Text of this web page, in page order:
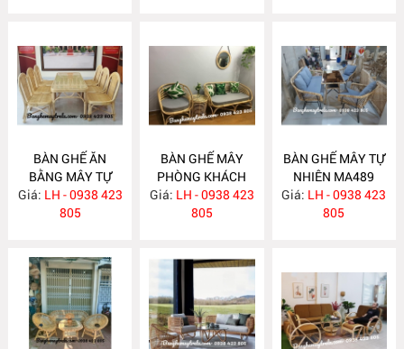
BÀN GHẾ ĂN
BẰNG MÂY TỰ
NHIÊN MA492
Giá: LH - 0938 423
805
BÀN GHẾ MÂY
PHÒNG KHÁCH
MA490
Giá: LH - 0938 423
805
BÀN GHẾ MÂY TỰ
NHIÊN MA489
Giá: LH - 0938 423
805